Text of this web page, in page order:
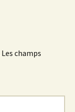
Les champs